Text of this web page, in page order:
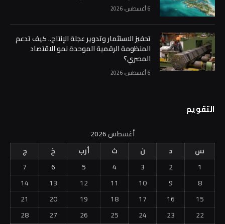
6 أغسطس، 2026
تحفيز الاستثمار وتدوير عجلة الإنتاج.. كيف تدعم
المنظومة الرقمية الموحدة نمو الاقتصاد
المصري؟
6 أغسطس، 2026
التقويم
أغسطس 2026
س
د ن ث أرب خ
ج
1
2
3
4
5
6
7
8
9
10
11
12
13
14
15
16
17
18
19
20
21
22
23
24
25
26
27
28